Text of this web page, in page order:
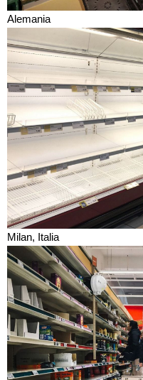
Alemania
Milan, Italia